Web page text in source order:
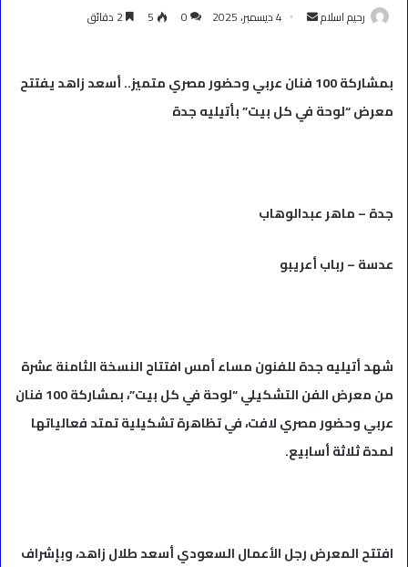
رحيم اسلام
أرسل 4 ديسمبر، 2025 0
5
بمشاركة 100 فنان عربي وحضور مصري متميز.. أسعد زاهد يفتتح
معرض “لوحة في كل بيت” بأتيليه جدة
جدة – ماهر عبدالوهاب
عدسة – رباب أعريبو
شهد أتيليه جدة للفنون مساء أمس افتتاح النسخة الثامنة عشرة
من معرض الفن التشكيلي “لوحة في كل بيت”، بمشاركة 100 فنان
عربي وحضور مصري لافت، في تظاهرة تشكيلية تمتد فعالياتها
لمدة ثلاثة أسابيع.
افتتح المعرض رجل الأعمال السعودي أسعد طلال زاهد، وبإشراف